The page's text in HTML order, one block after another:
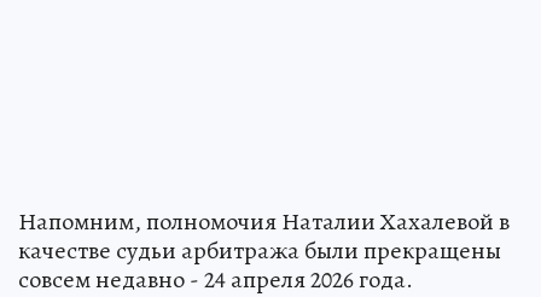
Напомним, полномочия Наталии Хахалевой в
качестве судьи арбитража были прекращены
совсем недавно - 24 апреля 2026 года.